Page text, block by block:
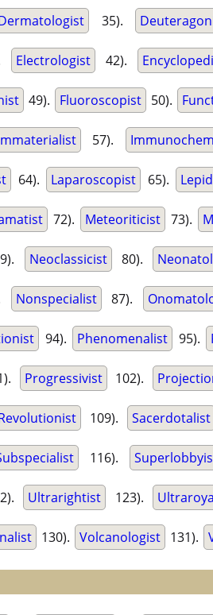
35).
Electrologist 42).
49). Fluoroscopist 50).
57).
64). Laparoscopist 65).
72). Meteoriticist 73).
Neoclassicist 80).
Nonspecialist 87).
94). Phenomenalist 95).
Progressivist 102).
109). Sacerdotalist
116).
Ultrarightist 123).
130). Volcanologist 131).